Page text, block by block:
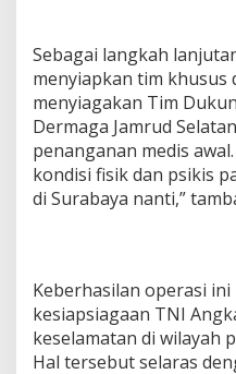
Sebagai langkah
menyiapkan tim khusus
menyiagakan Tim
Dermaga Jamrud
penanganan medis
kondisi fisik dan psikis
di Surabaya nanti,”
Keberhasilan operasi
kesiapsiagaan TNI
keselamatan di wilayah
Hal tersebut selaras